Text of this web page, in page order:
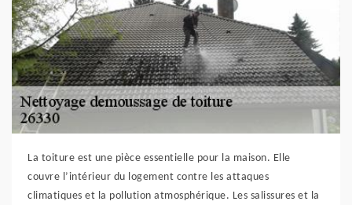
La toiture est une pièce essentielle pour la maison. Elle
couvre l’intérieur du logement contre les attaques
climatiques et la pollution atmosphérique. Les salissures et la